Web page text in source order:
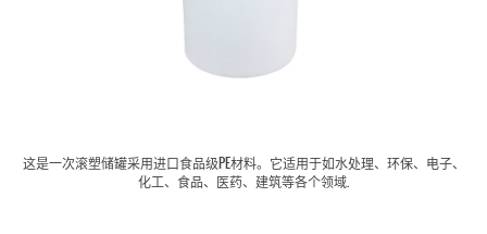
这是一次滚塑储罐采用进口食品级PE材料。它适用于如水处理、环保、电子、
化工、食品、医药、建筑等各个领域.